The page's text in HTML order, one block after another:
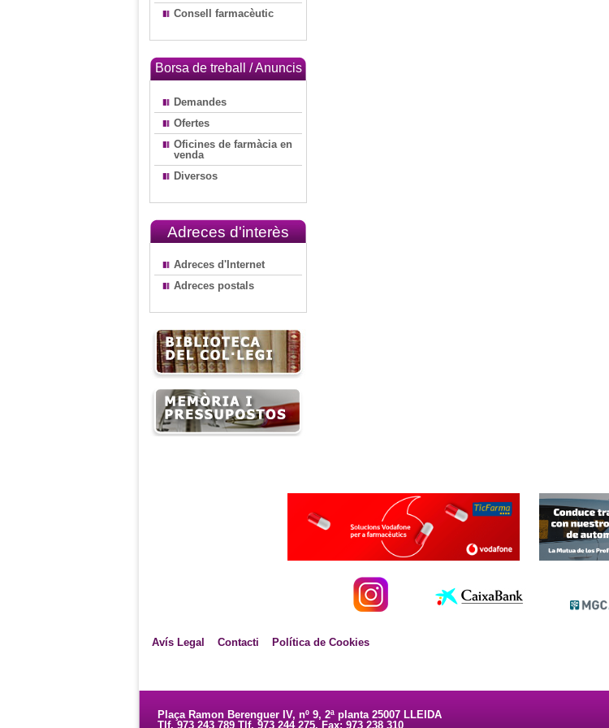
Consell farmacèutic
Borsa de treball / Anuncis
Demandes
Ofertes
Oficines de farmàcia en
venda
Diversos
Adreces d'interès
Adreces d'Internet
Adreces postals
Avís Legal Contacti Política de Cookies
Plaça Ramon Berenguer IV, nº 9, 2ª planta 25007 LLEIDA
Tlf. 973 243 789 Tlf. 973 244 275. Fax: 973 238 310